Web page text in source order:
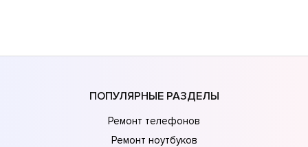
ПОПУЛЯРНЫЕ РАЗДЕЛЫ
Ремонт телефонов
Ремонт ноутбуков